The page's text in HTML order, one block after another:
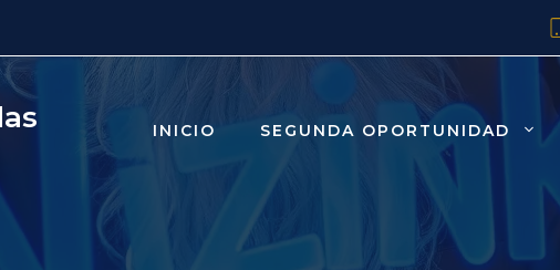
INICIO SEGUNDA OPORTUNIDAD